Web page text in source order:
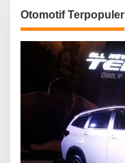
Otomotif Terpopuler